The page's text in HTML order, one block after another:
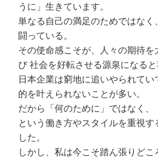
うに」生きています。
単なる自己の満足のためではなく
闘っている。
その使命感こそが、人々の期待を
び 社会を好転させる源泉になると
日本企業は窮地に追いやられてい
的を叶えられないことが多い。
だから「何のために」ではなく、
という働き方やスタイルを重視す
した。
しかし、私は今こそ踏ん張りどこ